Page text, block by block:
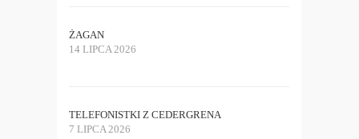
ŻAGAN
14 LIPCA 2026
TELEFONISTKI Z CEDERGRENA
7 LIPCA 2026